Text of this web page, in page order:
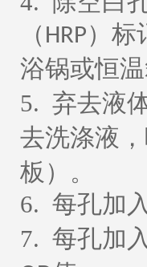
（ HRP）标
浴锅或恒
5. 弃去液
去洗涤液
板）。
6. 每孔加
7. 每孔加